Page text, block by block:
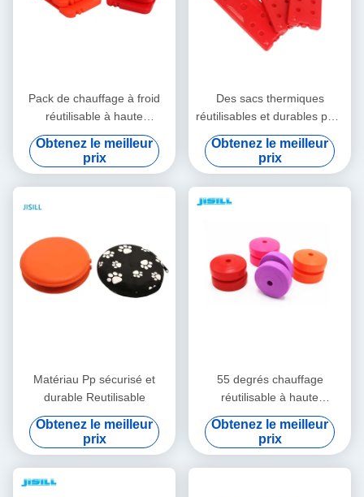
Pack de chauffage à froid
réutilisable à haute
performance pour garder les
aliments au chaud
Obtenez le meilleur
prix
Des sacs thermiques
réutilisables et durables pour
les sacs de déjeuner isolés
chauffent jusqu'à 55 degrés
Obtenez le meilleur
prix
Matériau Pp sécurisé et
durable Reutilisable
Obtenez le meilleur
prix
55 degrés chauffage
réutilisable à haute
performance chauffage pour
le travail scolaire
Obtenez le meilleur
prix